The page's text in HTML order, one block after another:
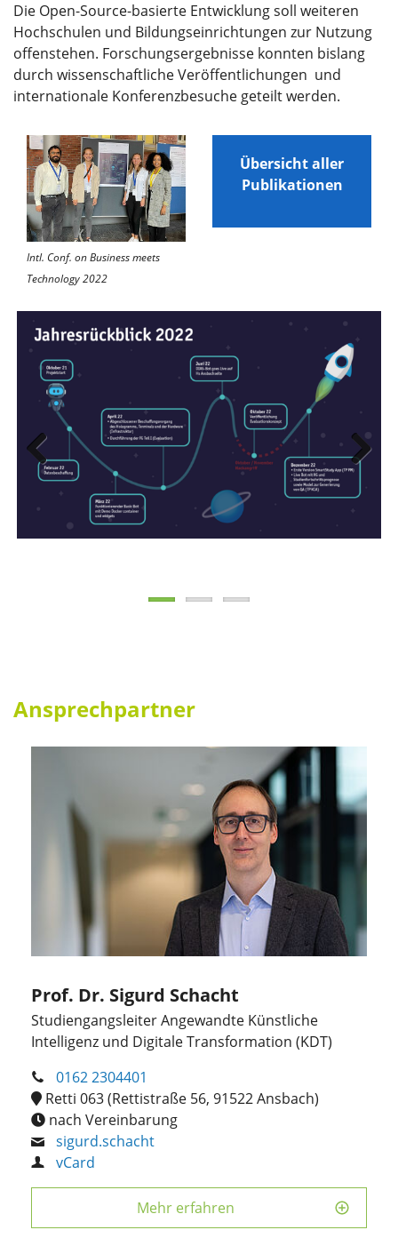
Die Open-Source-basierte Entwicklung soll weiteren
Hochschulen und Bildungseinrichtungen zur Nutzung
offenstehen. Forschungsergebnisse konnten bislang
durch wissenschaftliche Veröffentlichungen und
internationale Konferenzbesuche geteilt werden.
Intl. Conf. on Business meets
Technology 2022
Übersicht aller
Publikationen
Previous
Ansprechpartner
Prof. Dr. Sigurd Schacht
Studiengangsleiter Angewandte Künstliche
Intelligenz und Digitale Transformation (KDT)
0162 2304401
Retti 063 (Rettistraße 56, 91522 Ansbach)
nach Vereinbarung
sigurd.schacht
vCard
Mehr erfahren